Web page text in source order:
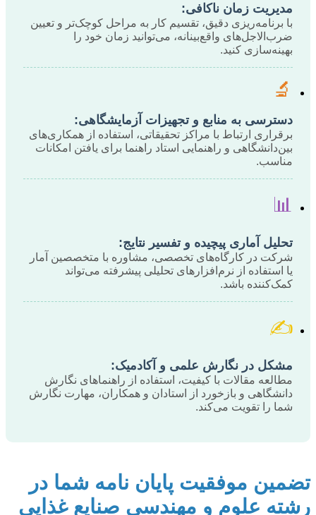
مدیریت زمان ناکافی:
با برنامه‌ریزی دقیق، تقسیم کار به مراحل کوچک‌تر و تعیین
ضرب‌الاجل‌های واقع‌بینانه، می‌توانید زمان خود را
بهینه‌سازی کنید.
🔬
دسترسی به منابع و تجهیزات آزمایشگاهی:
برقراری ارتباط با مراکز تحقیقاتی، استفاده از همکاری‌های
بین‌دانشگاهی و راهنمایی استاد راهنما برای یافتن امکانات
مناسب.
📊
تحلیل آماری پیچیده و تفسیر نتایج:
شرکت در کارگاه‌های تخصصی، مشاوره با متخصصین آمار
یا استفاده از نرم‌افزارهای تحلیلی پیشرفته می‌تواند
کمک‌کننده باشد.
✍️
مشکل در نگارش علمی و آکادمیک:
مطالعه مقالات با کیفیت، استفاده از راهنماهای نگارش
دانشگاهی و بازخورد از استادان و همکاران، مهارت نگارش
شما را تقویت می‌کند.
تضمین موفقیت پایان نامه شما در
رشته علوم و مهندسی صنایع غذایی